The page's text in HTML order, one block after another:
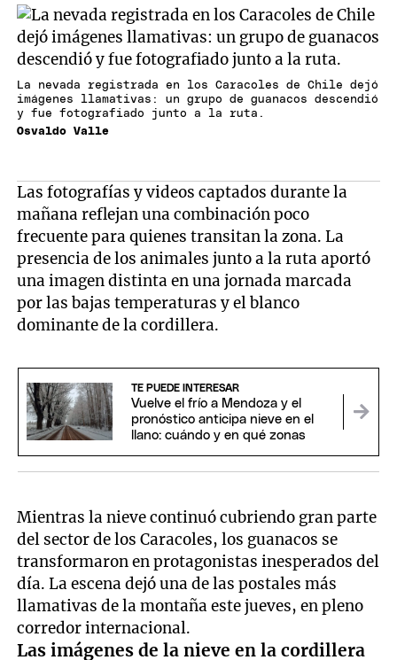
La nevada registrada en los Caracoles de Chile dejó
imágenes llamativas: un grupo de guanacos descendió
y fue fotografiado junto a la ruta.
Osvaldo Valle
Las fotografías y videos captados durante la
mañana reflejan una combinación poco
frecuente para quienes transitan la zona. La
presencia de los animales junto a la ruta aportó
una imagen distinta en una jornada marcada
por las bajas temperaturas y el blanco
dominante de la cordillera.
TE PUEDE INTERESAR
Vuelve el frío a Mendoza y el
pronóstico anticipa nieve en el
llano: cuándo y en qué zonas
Mientras la nieve continuó cubriendo gran parte
del sector de los Caracoles, los guanacos se
transformaron en protagonistas inesperados del
día. La escena dejó una de las postales más
llamativas de la montaña este jueves, en pleno
corredor internacional.
Las imágenes de la nieve en la cordillera